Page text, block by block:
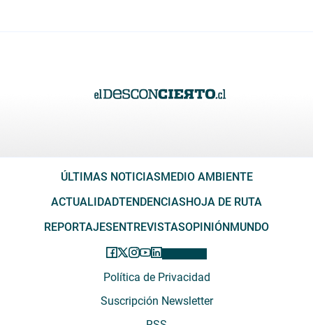
ÚLTIMAS NOTICIASMEDIO AMBIENTE
ACTUALIDADTENDENCIASHOJA DE RUTA
REPORTAJESENTREVISTASOPINIÓNMUNDO
Política de Privacidad
Suscripción Newsletter